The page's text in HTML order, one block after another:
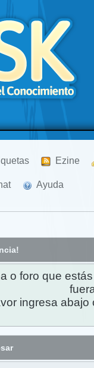
Ezine
Ayuda
o foro que
ingresa